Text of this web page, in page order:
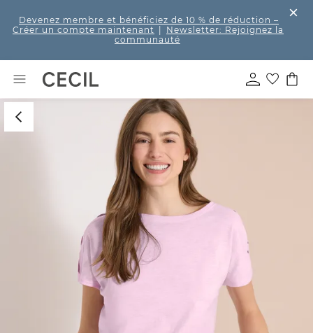
Devenez membre et bénéficiez de 10 % de réduction –
Créer un compte maintenant
Newsletter: Rejoignez la
communauté